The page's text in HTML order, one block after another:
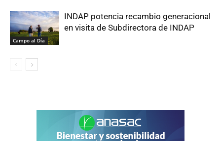
Campo al Día
INDAP potencia recambio generacional
en visita de Subdirectora de INDAP